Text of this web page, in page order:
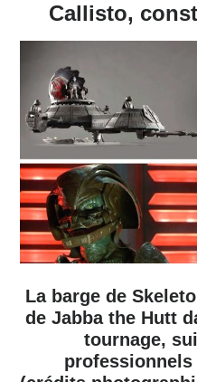
Callisto,
La barge de
de Jabba the Hutt
tournage,